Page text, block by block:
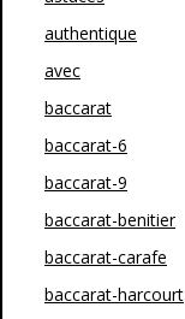
authentique
avec
baccarat
baccarat-6
baccarat-9
baccarat-benitier
baccarat-carafe
baccarat-harcourt